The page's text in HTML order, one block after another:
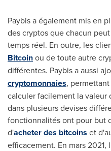
Paybis a également mis en
des cryptos que chacun
temps réel. En outre, les
Bitcoinou de toute autre
différentes. Paybis a aussi
cryptomonnaies,
calculer facilement la
dans plusieurs devises
fonctionnalités ont pour but
d'acheter des bitcoins et
efficacement. En mars